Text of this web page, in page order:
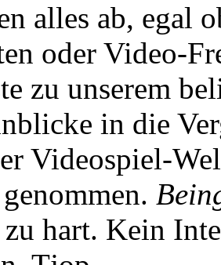
alles ab, egal
oder Video-
zu unserem
in die
Videospiel-
hart. Kein